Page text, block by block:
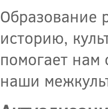
Образование
историю,
помогает
наши